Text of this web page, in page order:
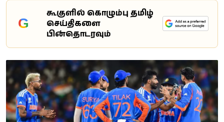
G
கூகுளில் கொழும்பு தமிழ்
செய்திகளை
பின்தொடரவும்